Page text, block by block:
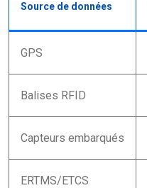
Source de données
GPS
Balises RFID
Capteurs embarqués
ERTMS/ETCS